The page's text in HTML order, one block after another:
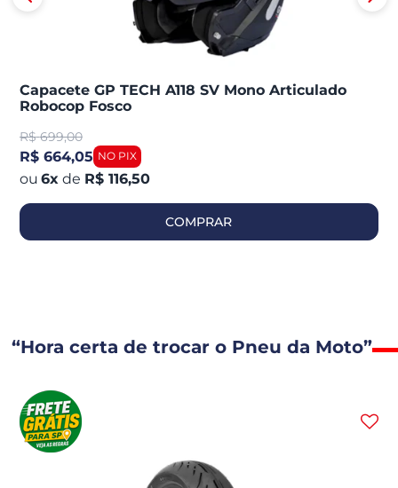
Capacete GP TECH A118 SV Mono Articulado
Robocop Fosco
R$ 699,00
R$ 664,05
6x de R$ 116,50
COMPRAR
“Hora certa de trocar o Pneu da Moto”